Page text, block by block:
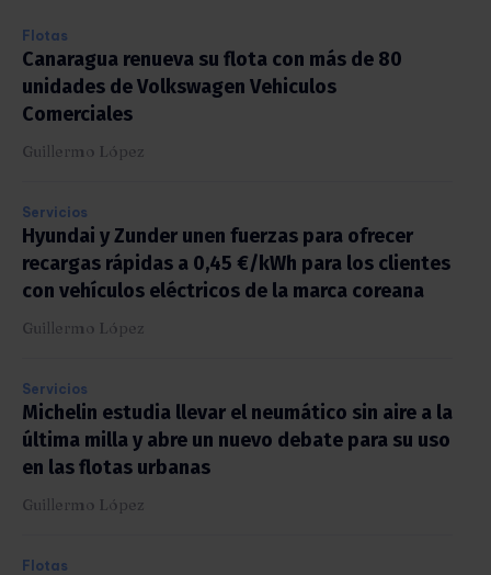
Flotas
Canaragua renueva su flota con más de 80
unidades de Volkswagen Vehiculos
Comerciales
Guillermo López
Servicios
Hyundai y Zunder unen fuerzas para ofrecer
recargas rápidas a 0,45 €/kWh para los clientes
con vehículos eléctricos de la marca coreana
Guillermo López
Servicios
Michelin estudia llevar el neumático sin aire a la
última milla y abre un nuevo debate para su uso
en las flotas urbanas
Guillermo López
Flotas